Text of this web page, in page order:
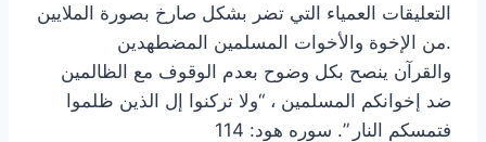
التعليقات العمياء التي تضر بشكل صارخ بصورة الملايين
من الإخوة والأخوات المسلمين المضطهدين.
والقرآن ينصح بكل وضوح بعدم الوقوف مع الظالمين
ضد إخوانكم المسلمين ، “ولا تركنوا إل الذين ظلموا
فتمسكم النار ”. سوره هود: 114